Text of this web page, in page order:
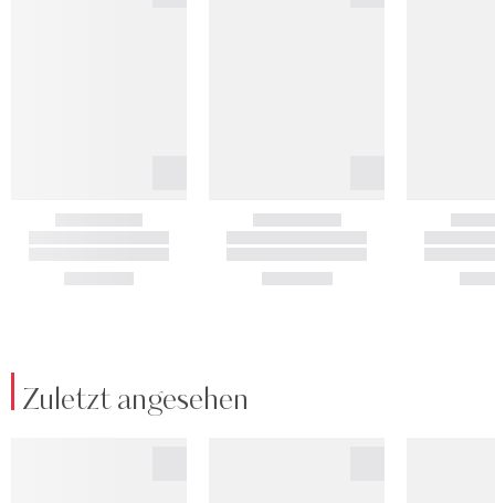
Zuletzt angesehen